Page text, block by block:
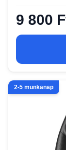
9 800
2-5 munkanap